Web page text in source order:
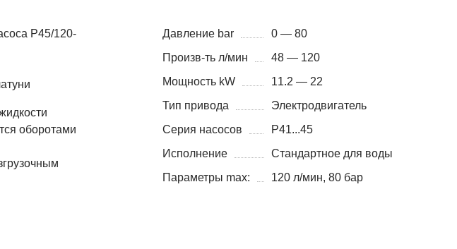
P45/120-
оборотами
Давление bar
0 — 80
Произв-ть л/мин
48 — 120
Мощность kW
11.2 — 22
Тип привода
Электродвигатель
Серия насосов
P41...45
Исполнение
Стандартное для воды
Параметры max:
120 л/мин, 80 бар